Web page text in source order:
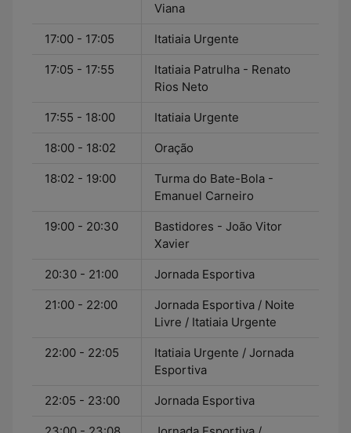
Viana
17:00 - 17:05 Itatiaia Urgente
17:05 - 17:55
Itatiaia Patrulha - Renato
Rios Neto
17:55 - 18:00 Itatiaia Urgente
18:00 - 18:02 Oração
18:02 - 19:00
Turma do Bate-Bola -
Emanuel Carneiro
19:00 - 20:30
Bastidores - João Vitor
Xavier
20:30 - 21:00 Jornada Esportiva
21:00 - 22:00
Jornada Esportiva / Noite
Livre / Itatiaia Urgente
22:00 - 22:05
Itatiaia Urgente / Jornada
Esportiva
22:05 - 23:00 Jornada Esportiva